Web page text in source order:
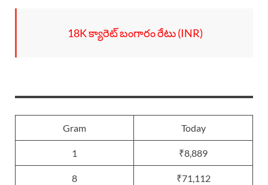
18K క్యారెట్ బంగారం రేటు (INR)
Gram Today
1 ₹8,889
8 ₹71,112